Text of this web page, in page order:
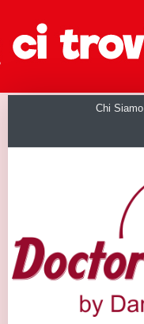
Chi Siamo